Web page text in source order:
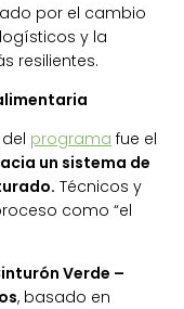
por el cambio
y la
resilientes.
programa fue el
un sistema de
Técnicos y
como “el
Verde –
, basado en